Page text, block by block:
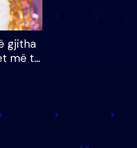
gjitha
më të